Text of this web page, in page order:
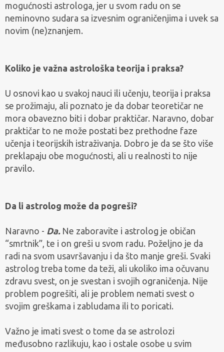
mogućnosti astrologa, jer u svom radu on se
neminovno sudara sa izvesnim ograničenjima i uvek sa
novim (ne)znanjem.
Koliko je važna astrološka teorija i praksa?
U osnovi kao u svakoj nauci ili učenju, teorija i praksa
se prožimaju, ali poznato je da dobar teoretičar ne
mora obavezno biti i dobar praktičar. Naravno, dobar
praktičar to ne može postati bez prethodne faze
učenja i teorijskih istraživanja. Dobro je da se što više
preklapaju obe mogućnosti, ali u realnosti to nije
pravilo.
Da li astrolog može da pogreši?
Naravno - Da. Ne zaboravite i astrolog je običan
“smrtnik”, te i on greši u svom radu. Poželjno je da
radi na svom usavršavanju i da što manje greši. Svaki
astrolog treba tome da teži, ali ukoliko ima očuvanu
zdravu svest, on je svestan i svojih ograničenja. Nije
problem pogrešiti, ali je problem nemati svest o
svojim greškama i zabludama ili to poricati.
Važno je imati svest o tome da se astrolozi
međusobno razlikuju, kao i ostale osobe u svim